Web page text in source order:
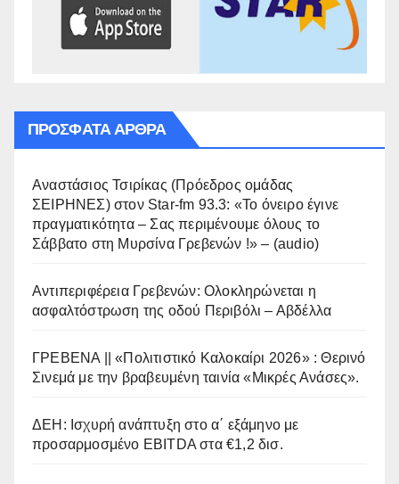
ΠΡΌΣΦΑΤΑ ΆΡΘΡΑ
Αναστάσιος Τσιρίκας (Πρόεδρος ομάδας
ΣΕΙΡΗΝΕΣ) στον Star-fm 93.3: «Το όνειρο έγινε
πραγματικότητα – Σας περιμένουμε όλους το
Σάββατο στη Μυρσίνα Γρεβενών !» – (audio)
Αντιπεριφέρεια Γρεβενών: Ολοκληρώνεται η
ασφαλτόστρωση της οδού Περιβόλι – Αβδέλλα
ΓΡΕΒΕΝΑ || «Πολιτιστικό Καλοκαίρι 2026» : Θερινό
Σινεμά με την βραβευμένη ταινία «Μικρές Ανάσες».
ΔΕΗ: Ισχυρή ανάπτυξη στο α΄ εξάμηνο με
προσαρμοσμένο EBITDA στα €1,2 δισ.